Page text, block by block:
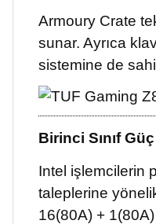
Armoury Crate
sunar. Ayrıca
sistemine de
Birinci Sınıf Güç
Intel işlemcilerin
taleplerine
16(80A) +